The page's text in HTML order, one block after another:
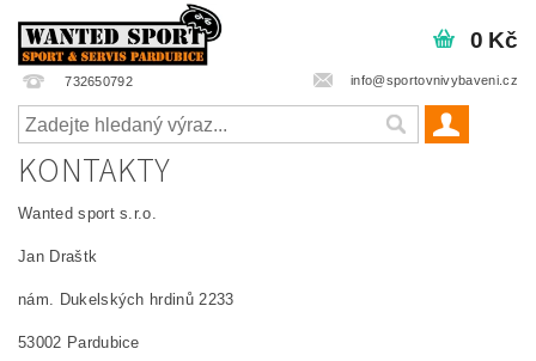
732650792 info@sportovnivybaveni.cz
0 Kč
KONTAKTY
Wanted sport s.r.o.
Jan Draštk
nám. Dukelských hrdinů 2233
53002 Pardubice